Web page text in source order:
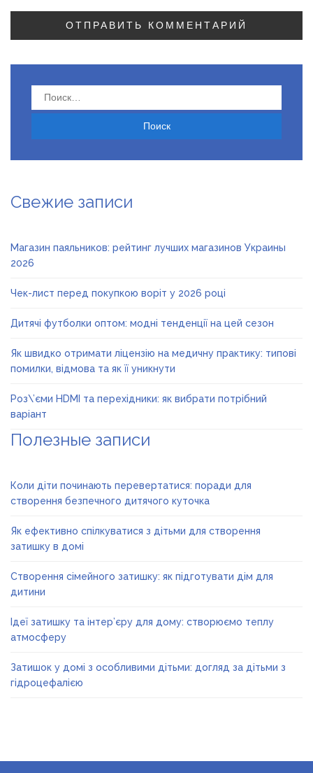
Найти:
Свежие записи
Магазин паяльников: рейтинг лучших магазинов Украины
2026
Чек-лист перед покупкою воріт у 2026 році
Дитячі футболки оптом: модні тенденції на цей сезон
Як швидко отримати ліцензію на медичну практику: типові
помилки, відмова та як її уникнути
Роз\’єми HDMI та перехідники: як вибрати потрібний
варіант
Полезные записи
Коли діти починають перевертатися: поради для
створення безпечного дитячого куточка
Як ефективно спілкуватися з дітьми для створення
затишку в домі
Створення сімейного затишку: як підготувати дім для
дитини
Ідеї затишку та інтер’єру для дому: створюємо теплу
атмосферу
Затишок у домі з особливими дітьми: догляд за дітьми з
гідроцефалією